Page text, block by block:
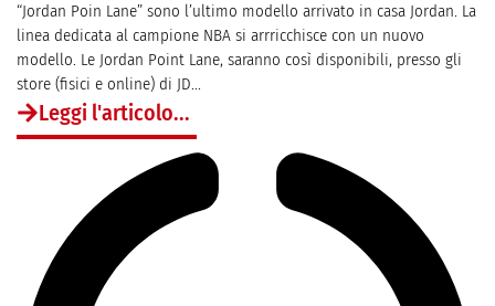
“Jordan Poin Lane” sono l’ultimo modello arrivato in casa Jordan. La
linea dedicata al campione NBA si arrricchisce con un nuovo
modello. Le Jordan Point Lane, saranno così disponibili, presso gli
store (fisici e online) di JD...
Leggi l'articolo...